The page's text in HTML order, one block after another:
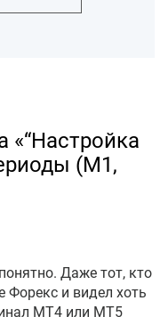
(М1,
Даже тот, кто
Форекс и видел хоть
МТ4 или МТ5